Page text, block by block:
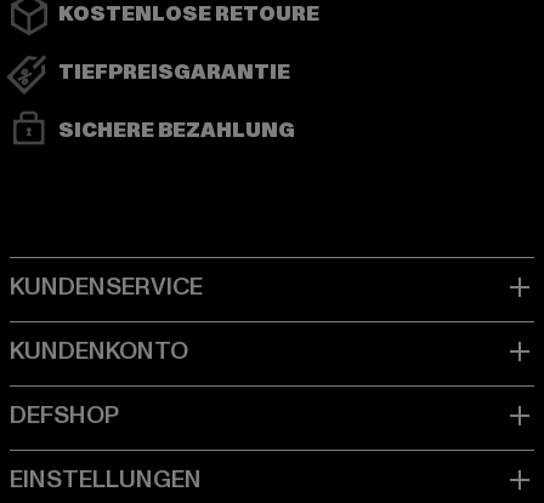
KOSTENLOSE RETOURE
TIEFPREISGARANTIE
SICHERE BEZAHLUNG